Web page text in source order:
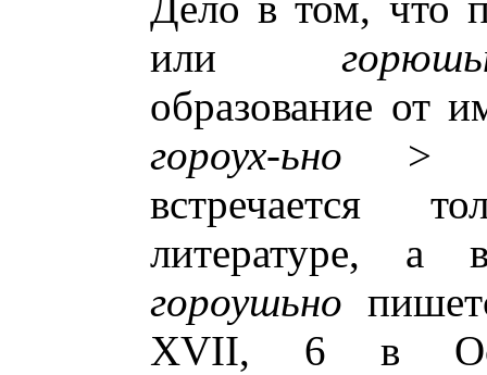
или
образование от
гороух-ьно
встречается
литературе, а
гороушьно
XVII, 6 в